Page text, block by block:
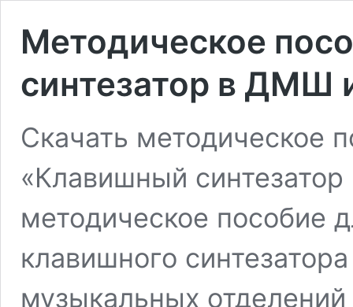
Методическое
синтезатор в
Скачать методическое
«Клавишный
методическое пособие
клавишного
музыкальных